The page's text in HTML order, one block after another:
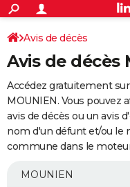
ACTUALITÉS
Politique
Société
Faits Divers
Education
Monde
Villes
+
SPORT
Coupe du monde 2026
Football
Tennis
Cyclisme
Rugby
Forum
Programme TV
TNT
Streaming
Cinéma
Sorties cinéma
Musique
+
FINANCE
Retraite
Epargne
Immobilier
Risques naturels par ville
Banque
Assurance
AUTO
Essais
Réserver un essai
Citadines
Berlines
SUV
Forum auto
+
Mobiles
Meilleur smartphone
Internet
Ordinateurs
Jeux vidéo
Guide high-tech
Avis de décès
Avis de décès
Accédez gratuitement
MOUNIEN. Vous pouvez
avis de décès ou un avis
nom d'un défunt et/ou le
commune dans le